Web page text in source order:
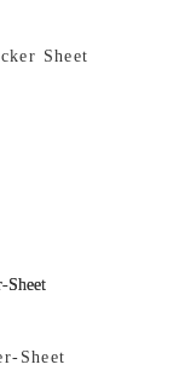
Sheet
Sheet